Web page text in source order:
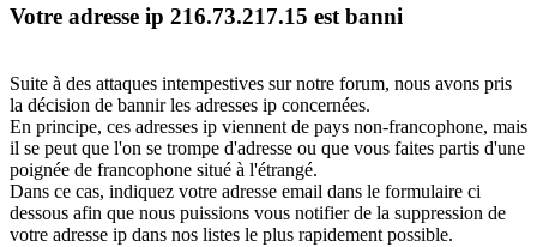
Votre adresse ip 216.73.217.15 est banni
Suite à des attaques intempestives sur notre forum, nous avons pris
la décision de bannir les adresses ip concernées.
En principe, ces adresses ip viennent de pays non-francophone, mais
il se peut que l'on se trompe d'adresse ou que vous faites partis d'une
poignée de francophone situé à l'étrangé.
Dans ce cas, indiquez votre adresse email dans le formulaire ci
dessous afin que nous puissions vous notifier de la suppression de
votre adresse ip dans nos listes le plus rapidement possible.